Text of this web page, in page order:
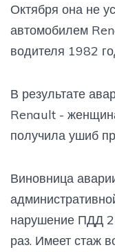
Октября она не
автомобилем
водителя 1982
В результате
Renault -
получила ушиб
Виновница
нарушение ПДД
раз. Имеет стаж